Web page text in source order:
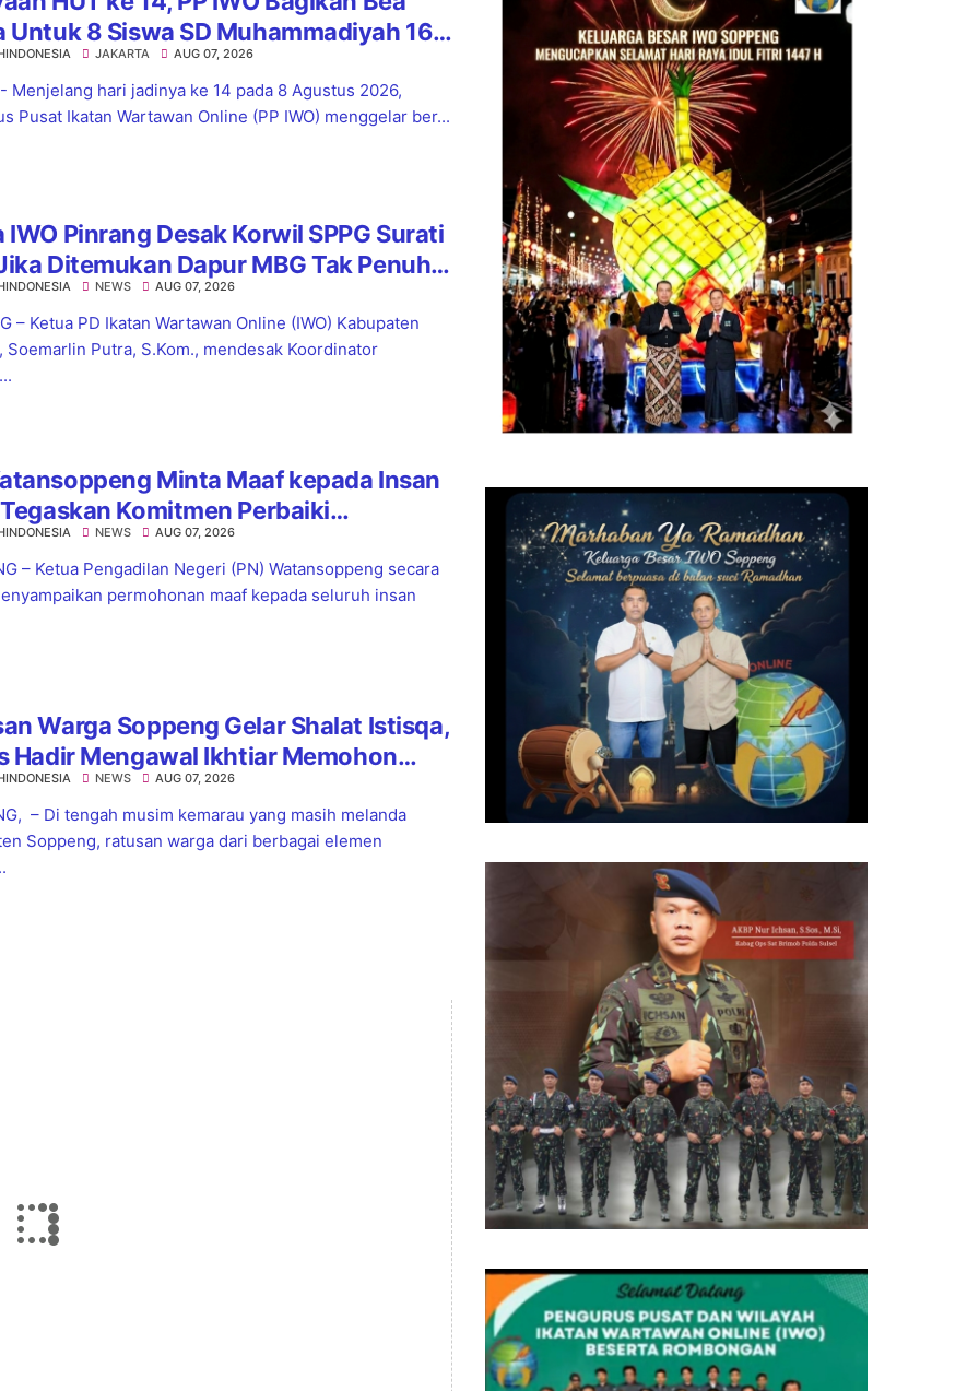
Untuk 8 Siswa SD Muhammadiyah 16
JAKARTA AUG 07, 2026
Menjelang hari jadinya ke 14 pada 8 Agustus 2026,
Pusat Ikatan Wartawan Online (PP IWO) menggelar ber...
IWO Pinrang Desak Korwil SPPG Surati
Ditemukan Dapur MBG Tak Penuhi
NEWS AUG 07, 2026
– Ketua PD Ikatan Wartawan Online (IWO) Kabupaten
Soemarlin Putra, S.Kom., mendesak Koordinator
Minta Maaf kepada Insan
Komitmen Perbaiki
NEWS AUG 07, 2026
– Ketua Pengadilan Negeri (PN) Watansoppeng secara
permohonan maaf kepada seluruh insan
Warga Soppeng Gelar Shalat Istisqa,
Hadir Mengawal Ikhtiar Memohon
Hujan
NEWS AUG 07, 2026
– Di tengah musim kemarau yang masih melanda
Soppeng, ratusan warga dari berbagai elemen